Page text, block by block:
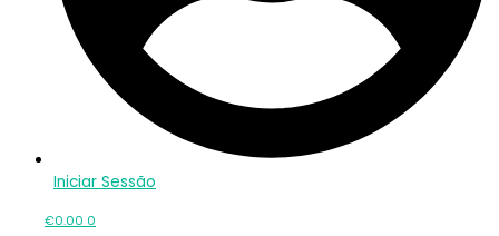
Iniciar Sessão
€0.00 0